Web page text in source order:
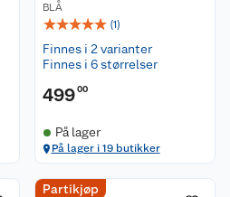
BLÅ
☆☆☆☆☆ (1)
Finnes i 2 varianter
Finnes i 6 størrelser
49900
På lager
På lager i 19 butikker
Partikjøp